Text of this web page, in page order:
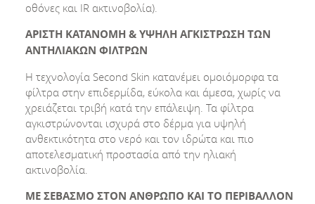
οθόνες και IR ακτινοβολία).
ΑΡΙΣΤΗ ΚΑΤΑΝΟΜΗ & ΥΨΗΛΗ ΑΓΚΙΣΤΡΩΣΗ ΤΩΝ
ΑΝΤΗΛΙΑΚΩΝ ΦΙΛΤΡΩΝ
Η τεχνολογία Second Skin κατανέμει ομοιόμορφα τα
φίλτρα στην επιδερμίδα, εύκολα και άμεσα, χωρίς να
χρειάζεται τριβή κατά την επάλειψη. Τα φίλτρα
αγκιστρώνονται ισχυρά στο δέρμα για υψηλή
ανθεκτικότητα στο νερό και τον ιδρώτα και πιο
αποτελεσματική προστασία από την ηλιακή
ακτινοβολία.
ΜΕ ΣΕΒΑΣΜΟ ΣΤΟΝ ΑΝΘΡΩΠΟ ΚΑΙ ΤΟ ΠΕΡΙΒΑΛΛΟΝ